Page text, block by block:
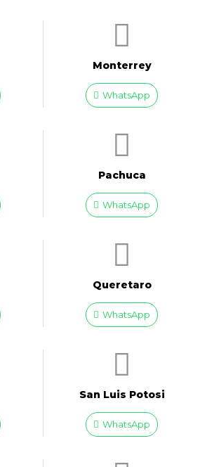
Monterrey
WhatsApp
Pachuca
WhatsApp
Queretaro
WhatsApp
San Luis Potosi
WhatsApp